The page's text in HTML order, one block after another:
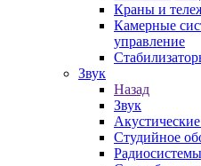
Краны и
Камерные
управление
Звук
Назад
Звук
Студийное
Радиосистемы